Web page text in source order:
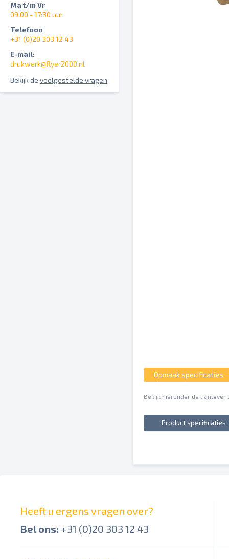
Ma t/m Vr
09:00 - 17:30 uur
Telefoon
+31 (0)20 303 12 43
E-mail:
drukwerk@flyer2000.nl
Bekijk de veelgestelde vragen
Opmaak specificaties
Bekijk hieronder de
Product specificaties
Heeft u ergens vragen over?
Bel ons: +31 (0)20 303 12 43